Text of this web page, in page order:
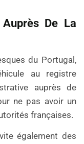
De La
du Portugal,
au registre
auprès de
ne pas avoir un
françaises.
également des